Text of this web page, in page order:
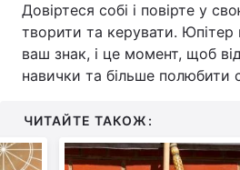
Довіртеся собі і повірте у
творити та керувати. Юпітер
ваш знак, і це момент, щоб
навички та більше полюбити
ЧИТАЙТЕ ТАКОЖ: